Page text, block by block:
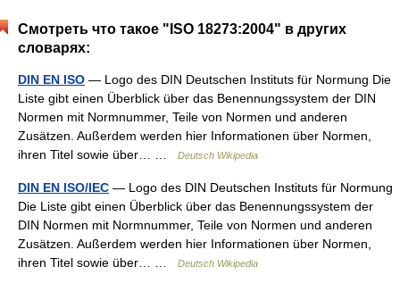
Смотреть что такое "ISO 18273:2004" в других
словарях:
DIN EN ISO — Logo des DIN Deutschen Instituts für Normung Die
Liste gibt einen Überblick über das Benennungssystem der DIN
Normen mit Normnummer, Teile von Normen und anderen
Zusätzen. Außerdem werden hier Informationen über Normen,
ihren Titel sowie über… …
Deutsch Wikipedia
DIN EN ISO/IEC — Logo des DIN Deutschen Instituts für Normung
Die Liste gibt einen Überblick über das Benennungssystem der
DIN Normen mit Normnummer, Teile von Normen und anderen
Zusätzen. Außerdem werden hier Informationen über Normen,
ihren Titel sowie über… …
Deutsch Wikipedia